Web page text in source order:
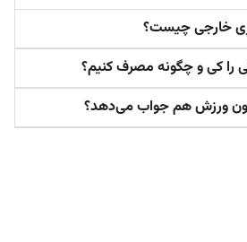
خارجی چیست؟
را کی و چگونه مصرف کنیم؟
ورزش هم جواب می‌دهد؟